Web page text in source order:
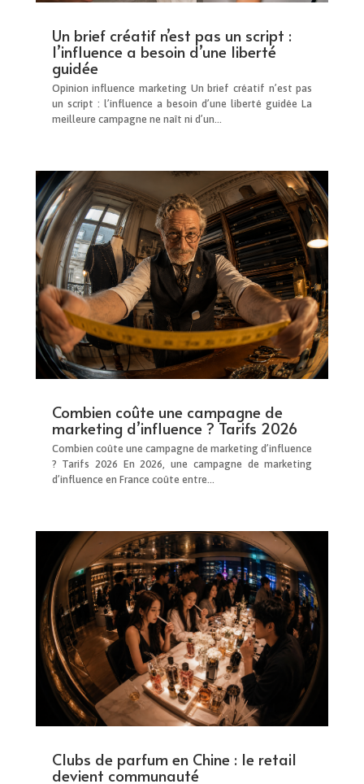
Un brief créatif n’est pas un script :
l’influence a besoin d’une liberté
guidée
Opinion influence marketing Un brief créatif n’est pas
un script : l’influence a besoin d’une liberté guidée La
meilleure campagne ne naît ni d’un...
Combien coûte une campagne de
marketing d’influence ? Tarifs 2026
Combien coûte une campagne de marketing d’influence
? Tarifs 2026 En 2026, une campagne de marketing
d’influence en France coûte entre...
Clubs de parfum en Chine : le retail
devient communauté